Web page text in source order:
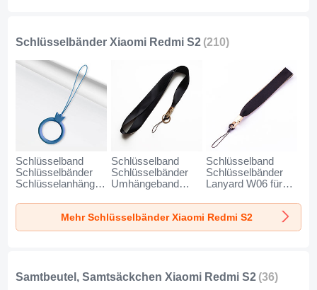
Schlüsselbänder Xiaomi Redmi S2 (210)
Schlüsselband
Schlüsselbänder
Schlüsselanhänger
für Xiaomi Redmi
Schlüsselband
Schlüsselbänder
Umhängeband
Xiaomi Redmi S2
Schwarz
Schlüsselband
Schlüsselbänder
Lanyard W06 für
Schwarz
Mehr Schlüsselbänder Xiaomi Redmi S2
Samtbeutel, Samtsäckchen Xiaomi Redmi S2 (36)